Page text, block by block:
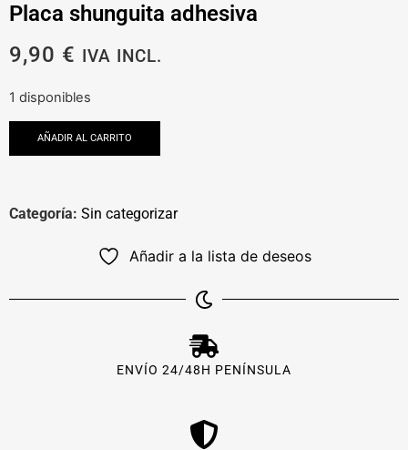
Placa shunguita adhesiva
9,90 € IVA INCL.
1 disponibles
AÑADIR AL CARRITO
Categoría: Sin categorizar
Añadir a la lista de deseos
ENVÍO 24/48H PENÍNSULA